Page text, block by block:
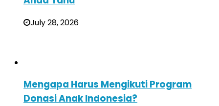
July 28, 2026
Mengapa Harus Mengikuti Program
Donasi Anak Indonesia?